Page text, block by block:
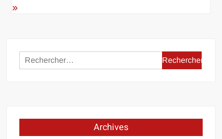
Rechercher :
Archives